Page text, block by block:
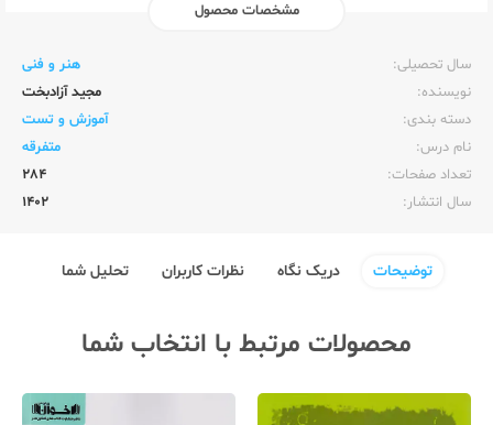
مشخصات محصول
سال تحصیلی:‌
هنر و فنی
نویسنده:‌
مجید آزادبخت
دسته بندی:
آموزش و تست
نام درس:
متفرقه
تعداد صفحات:‌
284
سال انتشار:‌
1402
توضیحات دریک نگاه نظرات کاربران تحلیل شما
محصولات مرتبط با انتخاب شما